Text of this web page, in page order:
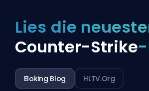
Lies die
Counter-Strike
Eloking Blog HLTV.org